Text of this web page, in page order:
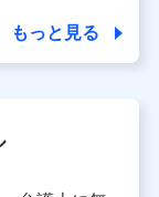
ネット日本橋
まの情報を利
もっと見る